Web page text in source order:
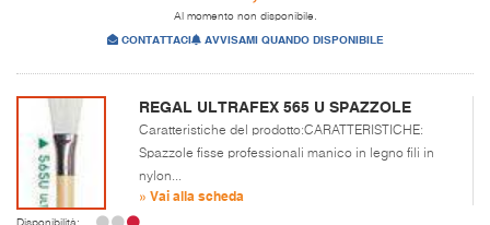
Al momento non disponibile.
CONTATTACI AVVISAMI QUANDO DISPONIBILE
REGAL ULTRAFEX 565 U SPAZZOLE
Caratteristiche del prodotto:CARATTERISTICHE:
Spazzole fisse professionali manico in legno fili in
nylon...
» Vai alla scheda
Disponibilità: